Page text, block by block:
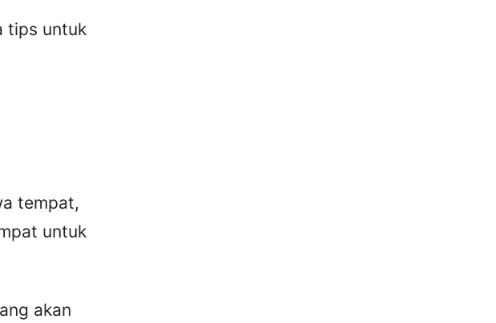
tips untuk
tempat,
untuk
akan